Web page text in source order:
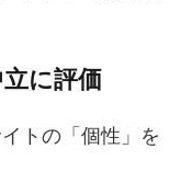
に評価
トの「個性」を